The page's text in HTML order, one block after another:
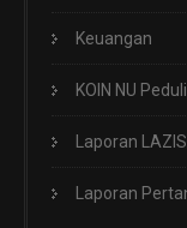
Keuangan
KOIN NU Peduli
Laporan
Laporan